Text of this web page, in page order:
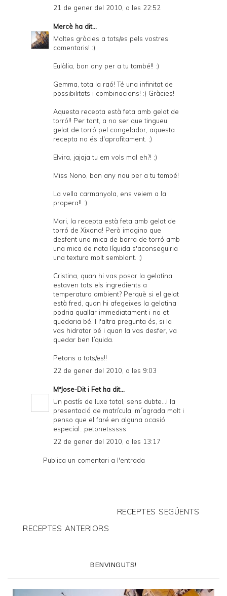
21 de gener del 2010, a les 22:52
Mercè ha dit...
Moltes gràcies a tots/es pels vostres
comentaris! :)
Eulàlia, bon any per a tu també!! :)
Gemma, tota la raó! Té una infinitat de
possibilitats i combinacions! :) Gràcies!
Aquesta recepta està feta amb gelat de
torró!! Per tant, a no ser que tingueu
gelat de torró pel congelador, aquesta
recepta no és d'aprofitament. ;)
Elvira, jajaja tu em vols mal eh?! ;)
Miss Nono, bon any nou per a tu també!
La vella carmanyola, ens veiem a la
propera!! :)
Mari, la recepta està feta amb gelat de
torró de Xixona! Però imagino que
desfent una mica de barra de torró amb
una mica de nata líquida s'aconseguiria
una textura molt semblant. ;)
Cristina, quan hi vas posar la gelatina
estaven tots els ingredients a
temperatura ambient? Perquè si el gelat
està fred, quan hi afegeixes la gelatina
podria quallar immediatament i no et
quedaria bé. I l'altra pregunta és, si la
vas hidratar bé i quan la vas desfer, va
quedar ben líquida.
Petons a tots/es!!
22 de gener del 2010, a les 9:03
MªJose-Dit i Fetha dit...
Un pastís de luxe total, sens dubte...i la
presentació de matrícula, m´agrada molt i
penso que el faré en alguna ocasió
especial...petonetsssss
22 de gener del 2010, a les 13:17
Publica un comentari a l'entrada
RECEPTES SEGÜENTS
RECEPTES ANTERIORS
BENVINGUTS!